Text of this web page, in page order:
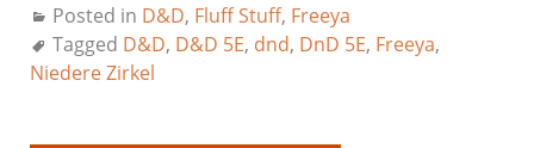
Posted in D&D, Fluff Stuff, Freeya
Tagged D&D, D&D 5E, dnd, DnD 5E, Freeya,
Niedere Zirkel